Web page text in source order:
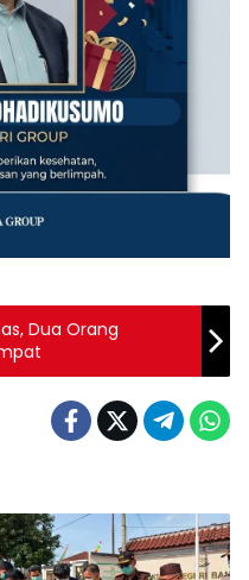
Dua Orang